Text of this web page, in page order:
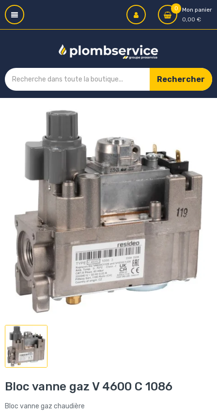
0
Mon panier
0,00 €
Rechercher
Bloc vanne gaz V 4600 C 1086
Bloc vanne gaz chaudière